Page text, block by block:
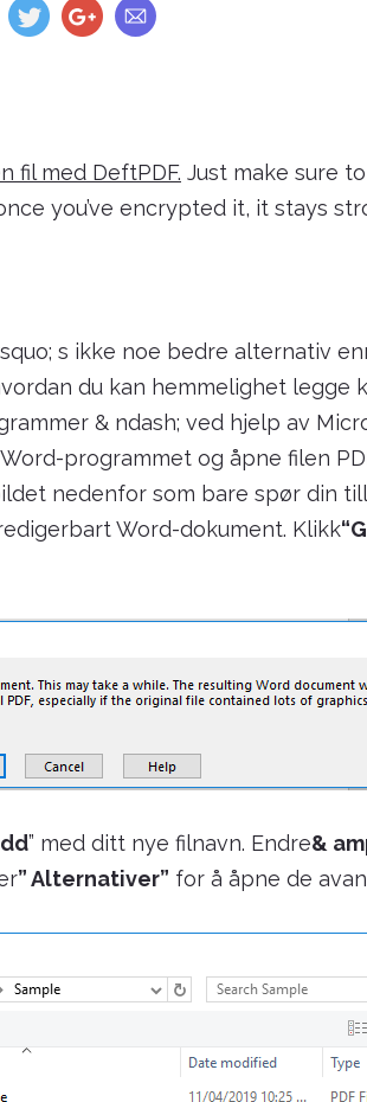
fil med DeftPDF. Just make sure
you’ve encrypted it, it stays
s ikke noe bedre alternativ
du kan hemmelighet legge
& ndash; ved hjelp av
programmet og åpne filen
nedenfor som bare spør din
Word-dokument. Klikk
” med ditt nye filnavn. Endre&
” Alternativer” for å åpne de